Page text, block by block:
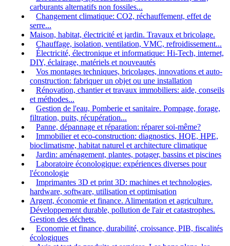
carburants alternatifs non fossiles...
Changement climatique: CO2, réchauffement, effet de
serre...
Maison, habitat, électricité et jardin. Travaux et bricolage.
Chauffage, isolation, ventilation, VMC, refroidissement...
Électricité, électronique et informatique: Hi-Tech, internet,
DIY, éclairage, matériels et nouveautés
Vos montages techniques, bricolages, innovations et auto-
construction: fabriquer un objet ou une installation
Rénovation, chantier et travaux immobiliers: aide, conseils
et méthodes...
Gestion de l'eau, Pomberie et sanitaire. Pompage, forage,
filtration, puits, récupération...
Panne, dépannage et réparation: réparer soi-même?
Immobilier et eco-construction: diagnostics, HQE, HPE,
bioclimatisme, habitat naturel et architecture climatique
Jardin: aménagement, plantes, potager, bassins et piscines
Laboratoire éconologique: expériences diverses pour
l'éconologie
Imprimantes 3D et print 3D: machines et technologies,
hardware, software, utilisation et optimisation
Argent, économie et finance. Alimentation et agriculture.
Développement durable, pollution de l'air et catastrophes.
Gestion des déchets.
Economie et finance, durabilité, croissance, PIB, fiscalités
écologiques